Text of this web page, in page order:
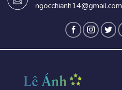
ngocchianh14@gmail.com